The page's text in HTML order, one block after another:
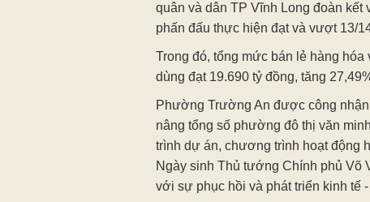
quân và dân TP Vĩnh Long đoàn
phấn đấu thực hiện đạt và vượt 13/
Trong đó, tổng mức bán lẻ hàng hóa
dùng đạt 19.690 tỷ đồng, tăng
Phường Trường An được công
nâng tổng số phường đô thị văn
trình dự án, chương trình hoạt động
Ngày sinh Thủ tướng Chính phủ Võ
với sự phục hồi và phát triển kinh tế